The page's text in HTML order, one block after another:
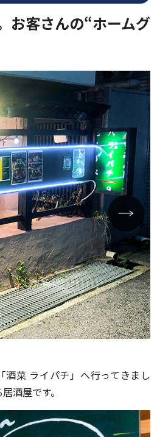
お客さんの“ホームグ
菜 ライパチ」へ行ってきまし
酒屋です。